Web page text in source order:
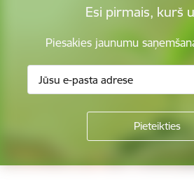
Esi pirmais, kurš
Piesakies jaunumu
Kājene